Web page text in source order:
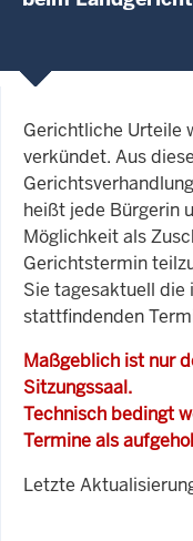
Gerichtliche Urteile
verkündet. Aus
heißt jede Bürgerin
Möglichkeit als
Gerichtstermin
Sie tagesaktuell die
stattfindenden
Maßgeblich ist nur
Sitzungssaal.
Technisch bedingt
Termine als
Letzte